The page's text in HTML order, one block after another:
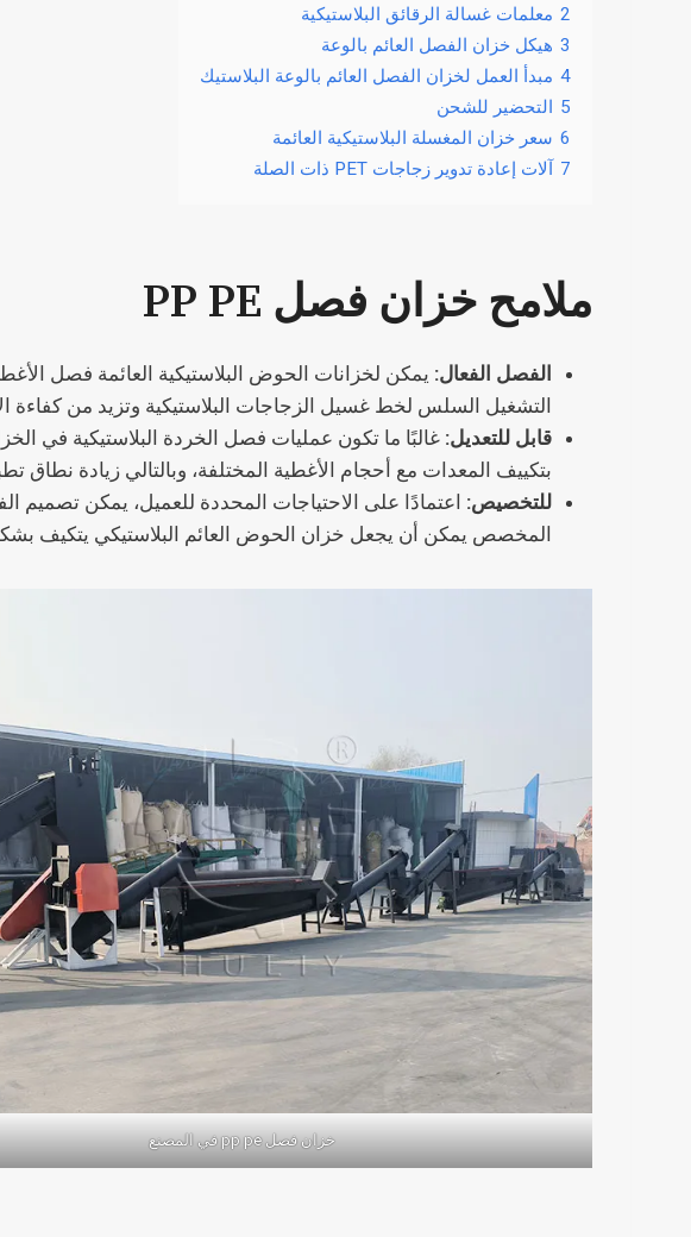
2 معلمات غسالة الرقائق البلاستيكية
3 هيكل خزان الفصل العائم بالوعة
4 مبدأ العمل لخزان الفصل العائم بالوعة البلاستيك
5 التحضير للشحن
6 سعر خزان المغسلة البلاستيكية العائمة
7 آلات إعادة تدوير زجاجات PET ذات الصلة
ملامح خزان فصل PP PE
الفصل الفعال: يمكن لخزانات الحوض البلاستيكية العائمة فصل
التشغيل السلس لخط غسيل الزجاجات البلاستيكية وتزيد من كفاءة
قابل للتعديل: غالبًا ما تكون عمليات فصل الخردة البلاستيكية في
بتكييف المعدات مع أحجام الأغطية المختلفة، وبالتالي زيادة نطاق
للتخصيص: اعتمادًا على الاحتياجات المحددة للعميل، يمكن تصميم
المخصص يمكن أن يجعل خزان الحوض العائم البلاستيكي يتكيف بشكل
خزان فصل pp pe في المصنع